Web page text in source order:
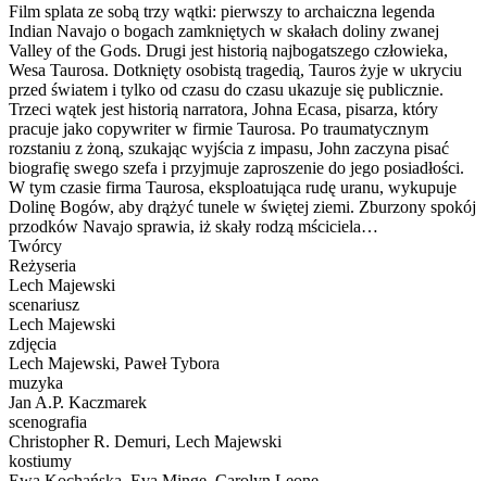
Film splata ze sobą trzy wątki: pierwszy to archaiczna legenda
Indian Navajo o bogach zamkniętych w skałach doliny zwanej
Valley of the Gods. Drugi jest historią najbogatszego człowieka,
Wesa Taurosa. Dotknięty osobistą tragedią, Tauros żyje w ukryciu
przed światem i tylko od czasu do czasu ukazuje się publicznie.
Trzeci wątek jest historią narratora, Johna Ecasa, pisarza, który
pracuje jako copywriter w firmie Taurosa. Po traumatycznym
rozstaniu z żoną, szukając wyjścia z impasu, John zaczyna pisać
biografię swego szefa i przyjmuje zaproszenie do jego posiadłości.
W tym czasie firma Taurosa, eksploatująca rudę uranu, wykupuje
Dolinę Bogów, aby drążyć tunele w świętej ziemi. Zburzony spokój
przodków Navajo sprawia, iż skały rodzą mściciela…
Twórcy
Reżyseria
Lech Majewski
scenariusz
Lech Majewski
zdjęcia
Lech Majewski, Paweł Tybora
muzyka
Jan A.P. Kaczmarek
scenografia
Christopher R. Demuri, Lech Majewski
kostiumy